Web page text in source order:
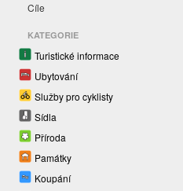
Cíle
KATEGORIE
Turistické informace
Ubytování
Služby pro cyklisty
Sídla
Příroda
Památky
Koupání